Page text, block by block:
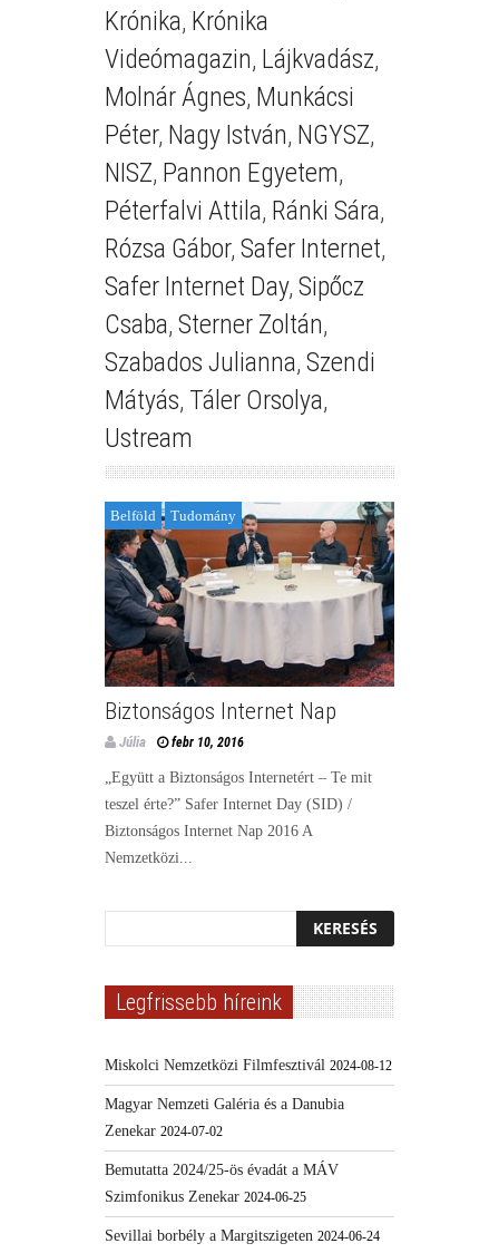
Krónika, Krónika
Videómagazin, Lájkvadász,
Molnár Ágnes, Munkácsi
Péter, Nagy István, NGYSZ,
NISZ, Pannon Egyetem,
Péterfalvi Attila, Ránki Sára,
Rózsa Gábor, Safer Internet,
Safer Internet Day, Sipőcz
Csaba, Sterner Zoltán,
Szabados Julianna, Szendi
Mátyás, Táler Orsolya,
Ustream
Belföld Tudomány
Biztonságos Internet Nap
Júlia febr 10, 2016
„Együtt a Biztonságos Internetért – Te mit
teszel érte?” Safer Internet Day (SID) /
Biztonságos Internet Nap 2016 A
Nemzetközi...
Legfrissebb híreink
Miskolci Nemzetközi Filmfesztivál 2024-08-12
Magyar Nemzeti Galéria és a Danubia
Zenekar 2024-07-02
Bemutatta 2024/25-ös évadát a MÁV
Szimfonikus Zenekar 2024-06-25
Sevillai borbély a Margitszigeten 2024-06-24